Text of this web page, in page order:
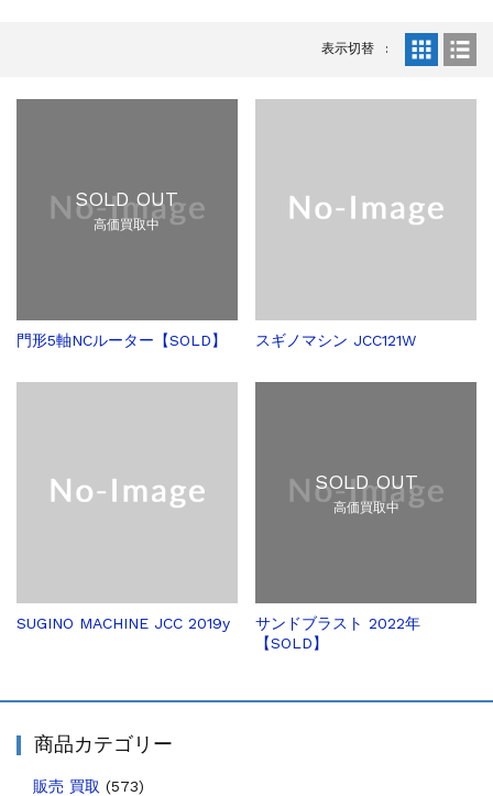
森精機 立形マシニングセンター NV50...
立形マシニングセンター
2026.4.19
立形マシニングセンター
2026.7.1
OKK 立形マシニングセンター VM7Ⅲ...
2026.6.29
その他の工作機械
2026.5.19
ミマキエンジニアリング NC彫刻機 ME...
ダイヘン デジタルパルスMAG/MIG溶...
2026.4.28
2026.4.24
立形マシニングセンター
森精機 立形マシニングセンター NV50...
表示切替
SOLD OUT
高価買取中
門形5軸NCルーター【SOLD】 スギノマシン JCC121W
SUGINO MACHINE JCC 2019y
SOLD OUT
高価買取中
サンドブラスト 2022年
【SOLD】
商品カテゴリー
販売 買取 (573)